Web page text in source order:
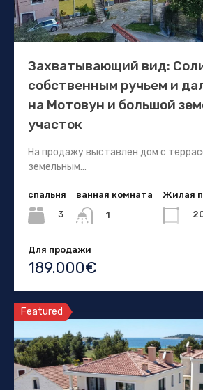
Захватывающий вид:
собственным ручьем и
на Мотовун и большой
участок
На продажу выставлен дом с
земельным...
спальня
3
ванная комната
1
Жилая
Для продажи
189.000€
Featured